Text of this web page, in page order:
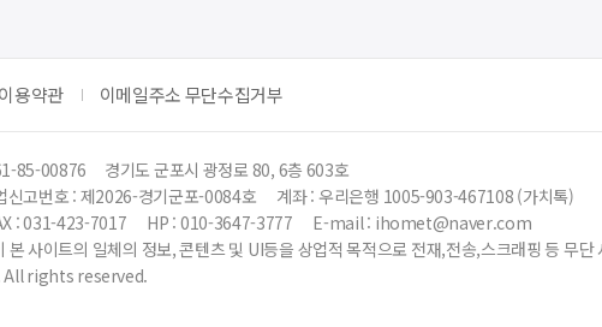
이용약관 이메일주소 무단수집거부
85-00876
경기도 군포시 광정로 80, 6층 603호
신고번호 : 제2026-경기군포-0084호
계좌 : 우리은행 1005-903-467108 (가치톡)
: 031-423-7017 HP : 010-3647-3777
E-mail : ihomet@naver.com
본 사이트의 일체의 정보, 콘텐츠 및 UI등을 상업적 목적으로 전재,전송,스크래핑 등 무단
rights reserved.